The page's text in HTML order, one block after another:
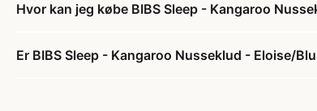
Hvor kan jeg købe BIBS Sleep - Kangaroo
Er BIBS Sleep - Kangaroo Nusseklud - Eloise/